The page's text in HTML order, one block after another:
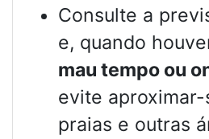
Consulte a
e, quando
mau tempo ou
evite
praias e outras